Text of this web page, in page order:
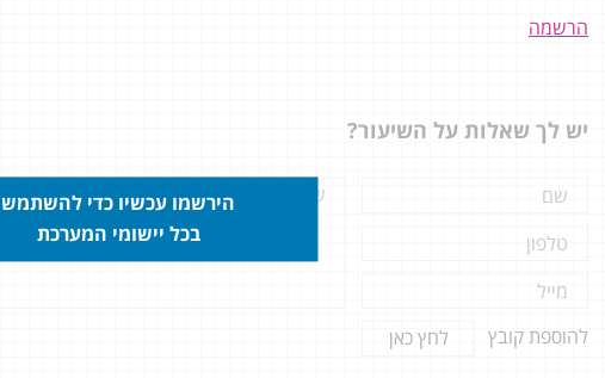
באלגברה! פשוט גאון! :)) שמאמין
מבין המורים הכי טובים שהיו לי - והיו לי
הרשמה
יש לך שאלות על השיעור?
להוספת קובץ לחץ כאן
הירשמו עכשיו כדי להשתמש
בכל יישומי המערכת